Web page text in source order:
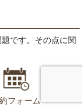
です。その点に関
数を集めるという
したり、ちょっと
フォーム